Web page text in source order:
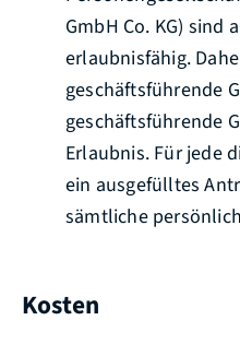
GmbH Co. KG) sind
erlaubnisfähig.
geschäftsführende
geschäftsführende
Erlaubnis. Für jede
ein ausgefülltes
sämtliche
Kosten